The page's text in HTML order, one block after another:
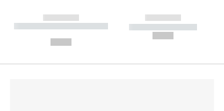
------------
----------- ----------- --------
------------
----------- -----------